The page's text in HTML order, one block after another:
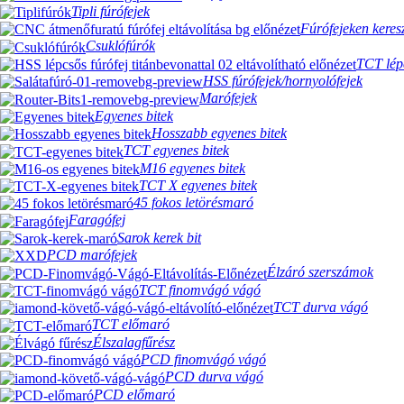
Tipli fúrófejek
Fúrófejeken
Csuklófúrók
TCT
HSS fúrófejek/hornyolófejek
Marófejek
Egyenes bitek
Hosszabb egyenes bitek
TCT egyenes bitek
M16 egyenes bitek
TCT X egyenes bitek
45 fokos letörésmaró
Faragófej
Sarok kerek bit
PCD marófejek
Élzáró szerszámok
TCT finomvágó vágó
TCT durva vágó
TCT előmaró
Élszalagfűrész
PCD finomvágó vágó
PCD durva vágó
PCD előmaró